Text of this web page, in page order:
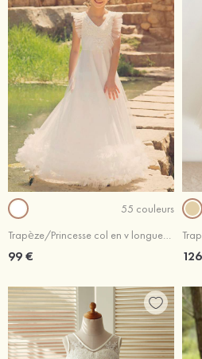
55 couleurs
Trapèze/Princesse col en v longueur ras du sol tulle robe de fille de fleur
99 €